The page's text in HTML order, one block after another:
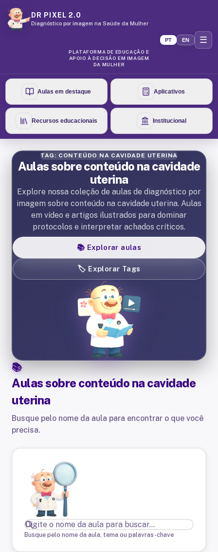
DR PIXEL 2.0
Diagnóstico por imagem na Saúde da Mulher
PLATAFORMA DE EDUCAÇÃO E
APOIO À DECISÃO EM IMAGEM
DA MULHER
PT EN ☰
Aulas em destaque Aplicativos
Recursos educacionais Institucional
TAG: CONTEÚDO NA CAVIDADE UTERINA
Aulas sobre conteúdo na cavidade
uterina
Explore nossa coleção de aulas de diagnóstico por
imagem sobre conteúdo na cavidade uterina. Aulas
em vídeo e artigos ilustrados para dominar
protocolos e interpretar achados críticos.
📚 Explorar aulas
🏷️ Explorar Tags
Aulas sobre conteúdo na cavidade
uterina
Busque pelo nome da aula para encontrar o que você
precisa.
Busque pelo nome da aula, tema ou palavras-chave